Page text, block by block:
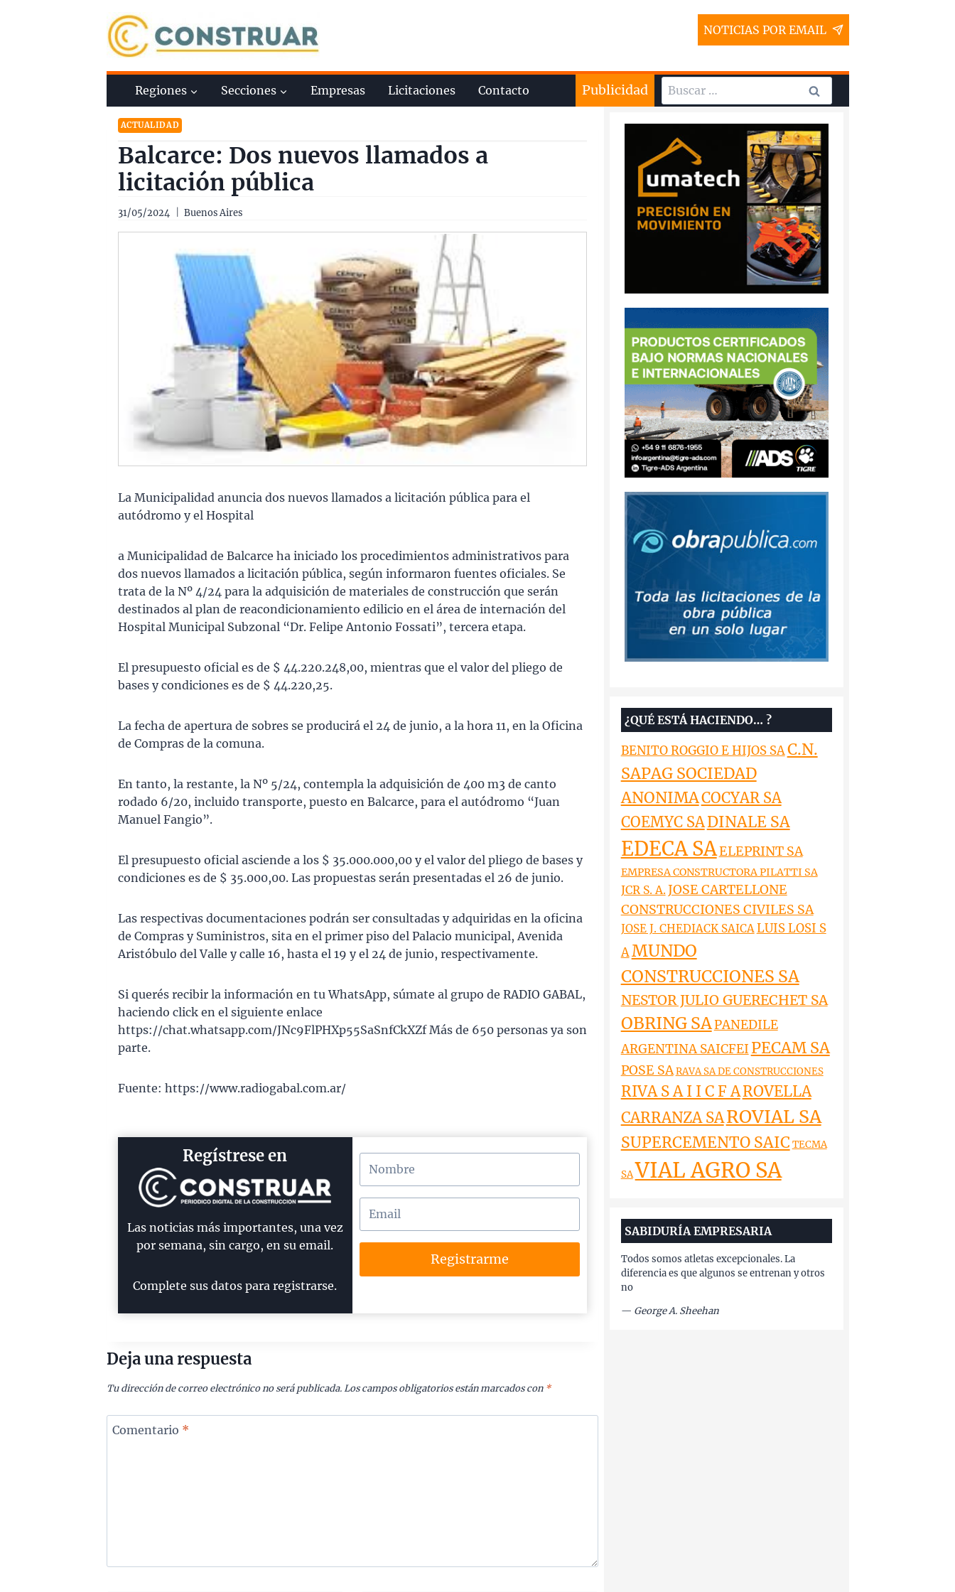
NOTICIAS POR EMAIL
Regiones Secciones Empresas Licitaciones Contacto Publicidad Buscar:
ACTUALIDAD
Balcarce: Dos nuevos llamados a
licitación pública
31/05/2024 Buenos Aires
La Municipalidad anuncia dos nuevos llamados a licitación pública para el
autódromo y el Hospital
a Municipalidad de Balcarce ha iniciado los procedimientos administrativos para
dos nuevos llamados a licitación pública, según informaron fuentes oficiales. Se
trata de la Nº 4/24 para la adquisición de materiales de construcción que serán
destinados al plan de reacondicionamiento edilicio en el área de internación del
Hospital Municipal Subzonal “Dr. Felipe Antonio Fossati”, tercera etapa.
El presupuesto oficial es de $ 44.220.248,00, mientras que el valor del pliego de
bases y condiciones es de $ 44.220,25.
La fecha de apertura de sobres se producirá el 24 de junio, a la hora 11, en la Oficina
de Compras de la comuna.
En tanto, la restante, la Nº 5/24, contempla la adquisición de 400 m3 de canto
rodado 6/20, incluido transporte, puesto en Balcarce, para el autódromo “Juan
Manuel Fangio”.
El presupuesto oficial asciende a los $ 35.000.000,00 y el valor del pliego de bases y
condiciones es de $ 35.000,00. Las propuestas serán presentadas el 26 de junio.
Las respectivas documentaciones podrán ser consultadas y adquiridas en la oficina
de Compras y Suministros, sita en el primer piso del Palacio municipal, Avenida
Aristóbulo del Valle y calle 16, hasta el 19 y el 24 de junio, respectivamente.
Si querés recibir la información en tu WhatsApp, súmate al grupo de RADIO GABAL,
haciendo click en el siguiente enlace
https://chat.whatsapp.com/JNc9FlPHXp55SaSnfCkXZf Más de 650 personas ya son
parte.
Fuente: https://www.radiogabal.com.ar/
Regístrese en
Las noticias más importantes, una vez
por semana, sin cargo, en su email.
Complete sus datos para registrarse.
Registrarme
Deja una respuesta
Tu dirección de correo electrónico no será publicada. Los campos obligatorios están marcados con *
Comentario *
¿QUÉ ESTÁ HACIENDO… ?
BENITO ROGGIO E HIJOS SAC.N.
SAPAG SOCIEDAD
ANONIMACOCYAR SA
COEMYC SADINALE SA
EDECA SAELEPRINT SA
EMPRESA CONSTRUCTORA PILATTI SA
JCR S. A.JOSE CARTELLONE
CONSTRUCCIONES CIVILES SA
JOSE J. CHEDIACK SAICALUIS LOSI S
AMUNDO
CONSTRUCCIONES SA
NESTOR JULIO GUERECHET SA
OBRING SAPANEDILE
ARGENTINA SAICFEI PECAM SA
POSE SARAVA SA DE CONSTRUCCIONES
RIVA S A I I C F AROVELLA
CARRANZA SAROVIAL SA
SUPERCEMENTO SAIC TECMA
SAVIAL AGRO SA
SABIDURÍA EMPRESARIA
Todos somos atletas excepcionales. La
diferencia es que algunos se entrenan y otros
no
— George A. Sheehan